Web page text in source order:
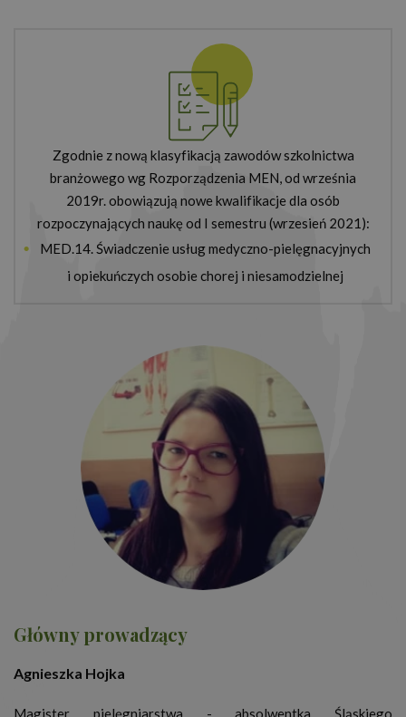
Zgodnie z nową klasyfikacją zawodów szkolnictwa
branżowego wg Rozporządzenia MEN, od września
2019r. obowiązują nowe kwalifikacje dla osób
rozpoczynających naukę od I semestru (wrzesień 2021):
MED.14. Świadczenie usług medyczno-pielęgnacyjnych
i opiekuńczych osobie chorej i niesamodzielnej
Główny prowadzący
Agnieszka Hojka
Magister pielęgniarstwa - absolwentka Śląskiego